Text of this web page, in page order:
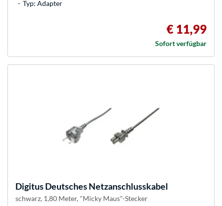
Typ: Adapter
€ 11,99
Sofort verfügbar
DigitusDeutsches Netzanschlusskabel
schwarz, 1,80 Meter, "Micky Maus"-Stecker